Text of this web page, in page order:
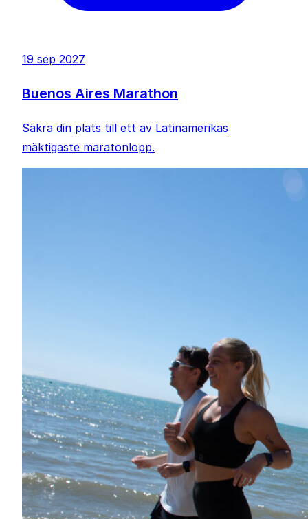
19 sep 2027
Buenos Aires Marathon
Säkra din plats till ett av Latinamerikas
mäktigaste maratonlopp.